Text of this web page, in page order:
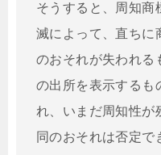
そうすると、周知商
滅によって、直ちに
のおそれが失われる
の出所を表示するも
れ、いまだ周知性が
同のおそれは否定で